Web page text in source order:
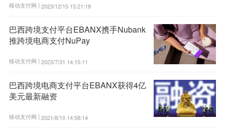
移动支付网 | 2023/12/15 15:21:18
巴西跨境支付平台EBANX携手Nubank
推跨境电商支付NuPay
移动支付网 | 2023/7/31 14:15:11
巴西跨境电商支付平台EBANX获得4亿
美元最新融资
移动支付网 | 2021/8/10 14:58:14